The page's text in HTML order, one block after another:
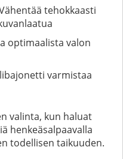
tehokkaasti
optimaalista valon
varmistaa
valinta, kun haluat
henkeäsalpaavalla
todellisen taikuuden.